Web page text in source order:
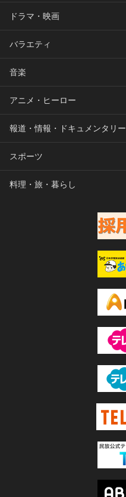
ドラマ・映画
バラエティ
音楽
アニメ・ヒーロー
報道・情報・ドキュメンタリー
スポーツ
料理・旅・暮らし